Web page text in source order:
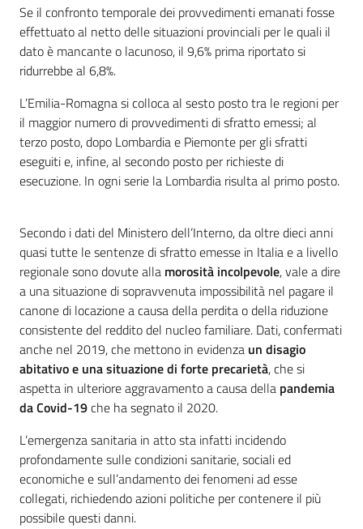
Se il confronto temporale dei provvedimenti emanati fosse
effettuato al netto delle situazioni provinciali per le quali il
dato è mancante o lacunoso, il 9,6% prima riportato si
ridurrebbe al 6,8%.
L’Emilia-Romagna si colloca al sesto posto tra le regioni per
il maggior numero di provvedimenti di sfratto emessi; al
terzo posto, dopo Lombardia e Piemonte per gli sfratti
eseguiti e, infine, al secondo posto per richieste di
esecuzione. In ogni serie la Lombardia risulta al primo posto.
Secondo i dati del Ministero dell’Interno, da oltre dieci anni
quasi tutte le sentenze di sfratto emesse in Italia e a livello
regionale sono dovute alla morosità incolpevole, vale a dire
a una situazione di sopravvenuta impossibilità nel pagare il
canone di locazione a causa della perdita o della riduzione
consistente del reddito del nucleo familiare. Dati, confermati
anche nel 2019, che mettono in evidenza un disagio
abitativo e una situazione di forte precarietà, che si
aspetta in ulteriore aggravamento a causa della pandemia
da Covid-19che ha segnato il 2020.
L’emergenza sanitaria in atto sta infatti incidendo
profondamente sulle condizioni sanitarie, sociali ed
economiche e sull’andamento dei fenomeni ad esse
collegati, richiedendo azioni politiche per contenere il più
possibile questi danni.